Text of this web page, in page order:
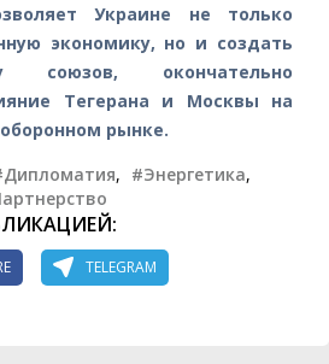
Украине не только
экономику, но и создать
союзов, окончательно
Тегерана и Москвы на
рынке.
, #Энергетика,
TELEGRAM